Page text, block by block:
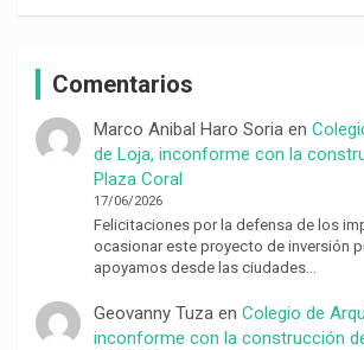
Comentarios
Marco Anibal Haro Soriaen
de Loja, inconforme con la
Plaza Coral
17/06/2026
Felicitaciones por la defensa de los
ocasionar este proyecto de inversión
apoyamos desde las ciudades…
Geovanny Tuzaen Colegio de
inconforme con la construcción